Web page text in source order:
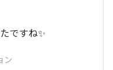
ですね✨
ン